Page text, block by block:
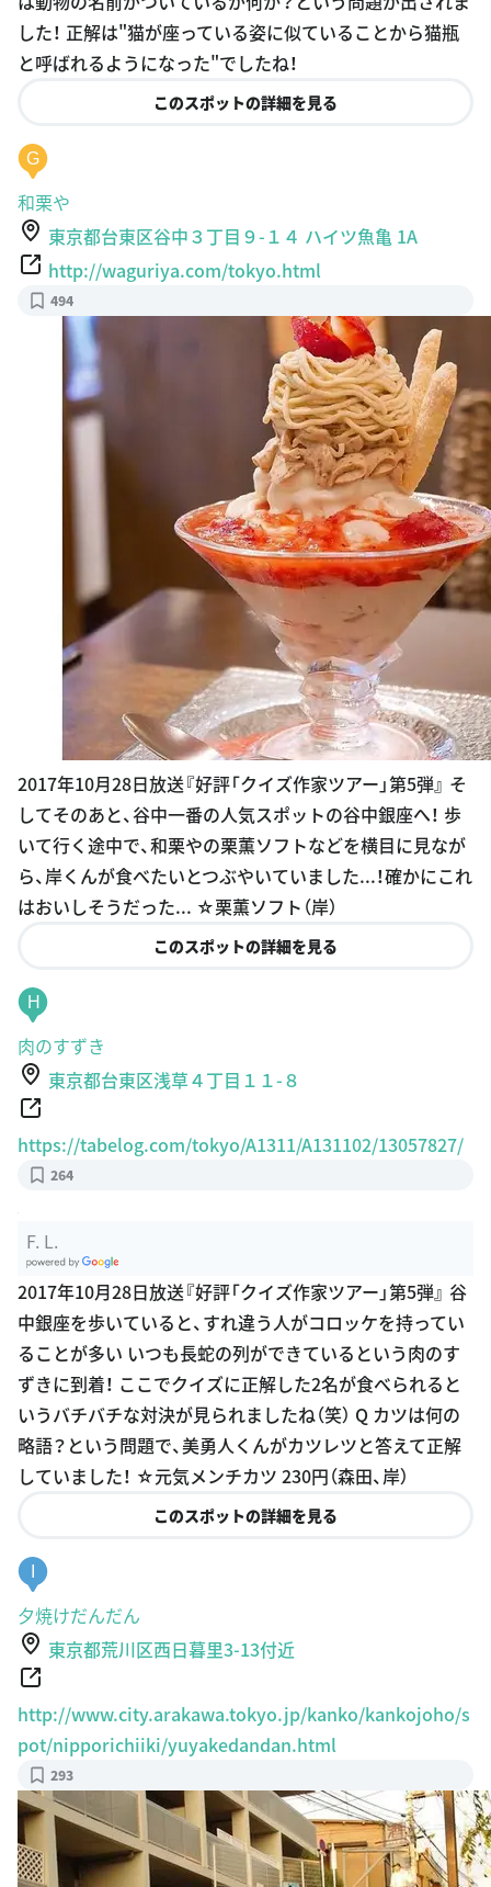
した！ 正解は"猫が座っている姿に似ていることから猫瓶
と呼ばれるようになった"でしたね！
このスポットの詳細を見る
G
和栗や
東京都台東区谷中３丁目９-１４ ハイツ魚亀 1A
http://waguriya.com/tokyo.html
494
2017年10月28日放送『好評「クイズ作家ツアー」第5弾』 そ
してそのあと、谷中一番の人気スポットの谷中銀座へ！ 歩
いて行く途中で、和栗やの栗薫ソフトなどを横目に見なが
ら、岸くんが食べたいとつぶやいていました...！確かにこれ
はおいしそうだった... ☆栗薫ソフト（岸）
このスポットの詳細を見る
H
肉のすずき
東京都台東区浅草４丁目１１-８
https://tabelog.com/tokyo/A1311/A131102/13057827/
264
F. L.
oogle Plac
es
2017年10月28日放送『好評「クイズ作家ツアー」第5弾』 谷
中銀座を歩いていると、すれ違う人がコロッケを持ってい
ることが多い いつも長蛇の列ができているという肉のす
ずきに到着！ ここでクイズに正解した2名が食べられると
いうバチバチな対決が見られましたね（笑） Q カツは何の
略語？という問題で、美勇人くんがカツレツと答えて正解
していました！ ☆元気メンチカツ 230円（森田、岸）
このスポットの詳細を見る
I
夕焼けだんだん
東京都荒川区西日暮里3-13付近
http://www.city.arakawa.tokyo.jp/kanko/kankojoho/s
pot/nipporichiiki/yuyakedandan.html
293